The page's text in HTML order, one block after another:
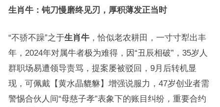
生肖牛：钝刀慢磨终见刃，厚积薄发正当时
“不骄不躁”之于生肖牛，恰似老农耕田，一寸寸犁出丰
年，2024年对属牛者极为难得，因“丑辰相破”，35岁人
群职场易遭领导责骂，提案屡被驳回，9月后转机显
现，可佩戴【黄水晶貔貅】增强说服力，47岁创业者需
警惕合伙人间“母慈子孝”表象下的账目纠纷，重要合约